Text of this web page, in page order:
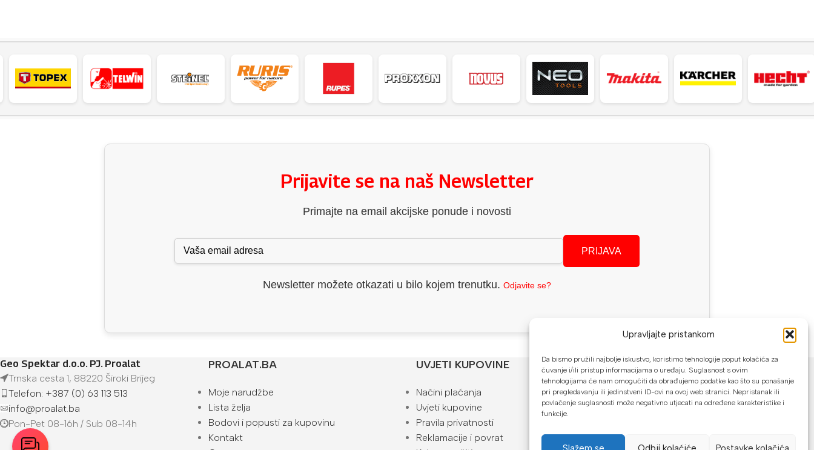
Upravljajte pristankom
Da bismo pružili najbolje iskustvo, koristimo tehnologije poput kolačića za
čuvanje i/ili pristup informacijama o uređaju. Suglasnost s ovim
tehnologijama će nam omogućiti da obrađujemo podatke kao što su ponašanje
pri pregledavanju ili jedinstveni ID-ovi na ovoj web stranici. Nepristanak ili
povlačenje suglasnosti može negativno utjecati na određene karakteristike i
funkcije.
Prijavite se na naš Newsletter
Primajte na email akcijske ponude i novosti
PRIJAVA
Newsletter možete otkazati u bilo kojem trenutku. Odjavite se?
Geo Spektar d.o.o. PJ. Proalat
Trnska cesta 1, 88220 Široki Brijeg
Telefon: +387 (0) 63 113 513
info@proalat.ba
Pon-Pet 08-16h / Sub 08-14h
PROALAT.BA
Moje narudžbe
Lista želja
Bodovi i popusti za kupovinu
Kontakt
UVJETI KUPOVINE
Načini plaćanja
Uvjeti kupovine
Pravila privatnosti
Reklamacije i povrat
NAČINI PLAĆANJA
U našoj web trgovini možete platiti: